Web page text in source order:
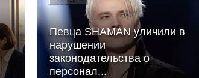
Певца SHAMAN уличили в
нарушении
законодательства о
персонал...